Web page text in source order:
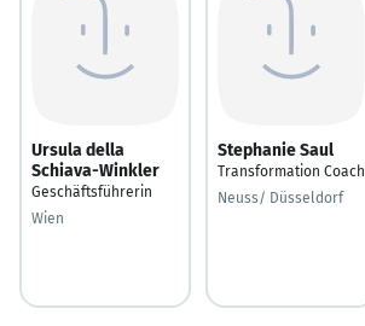
Ursula della
Schiava-Winkler
Geschäftsführerin
Wien
Stephanie Saul
Transformation Coach
Neuss/ Düsseldorf